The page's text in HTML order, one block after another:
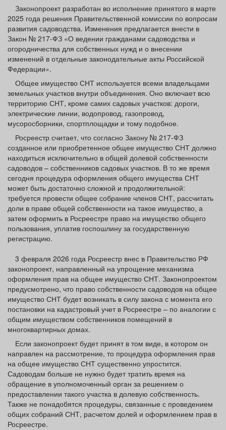
ТВ программа Я - пенсионер
Законопроект разработан во исполнение принятого в марте
2025 года решения Правительственной комиссии по вопросам
развития садоводства. Изменения предлагается внести в
Закон № 217-ФЗ «О ведении гражданами садоводства и
огородничества для собственных нужд и о внесении
изменений в отдельные законодательные акты Российской
Федерации».
Общее имущество СНТ используется всеми владельцами
земельных участков внутри объединения. Оно включает всю
территорию СНТ, кроме самих садовых участков: дороги,
электрические линии, водопровод, газопровод,
мусоросборники, спортплощадки и тому подобное.
Росреестр считает, что согласно Закону № 217-ФЗ
созданное или приобретенное общее имущество СНТ должно
находиться исключительно в общей долевой собственности
садоводов – собственников садовых участков. В то же время
сегодня процедура оформления общего имущества СНТ
может быть достаточно сложной и продолжительной:
требуется провести общее собрание членов СНТ, рассчитать
доли в праве общей собственности на такое имущество, а
затем оформить в Росреестре право на имущество общего
пользования, уплатив госпошлину за государственную
регистрацию.
3 февраля 2026 года Росреестр внес в Правительство РФ
законопроект, направленный на упрощение механизма
оформления прав на общее имущество СНТ. Законопроектом
предусмотрено, что право собственности садоводов на общее
имущество СНТ будет возникать в силу закона с момента его
постановки на кадастровый учет в Росреестре – по аналогии с
общим имуществом собственников помещений в
многоквартирных домах.
Если законопроект будет принят в том виде, в котором он
направлен на рассмотрение, то процедура оформления прав
на общее имущество СНТ существенно упростится.
Садоводам больше не нужно будет тратить время на
обращение в уполномоченный орган за решением о
предоставлении такого участка в долевую собственность.
Также не понадобятся процедуры, связанные с проведением
общих собраний СНТ, расчетом долей и оформлением прав в
Росреестре.